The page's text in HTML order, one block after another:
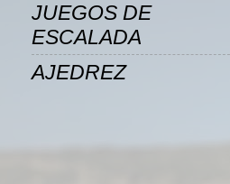
JUEGOS DE
ESCALADA
AJEDREZ